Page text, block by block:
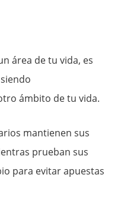
área de tu vida, es
ámbito de tu vida.
mantienen sus
prueban sus
para evitar apuestas